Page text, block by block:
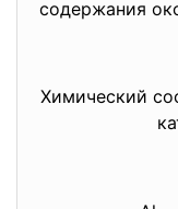
содержания
Химический